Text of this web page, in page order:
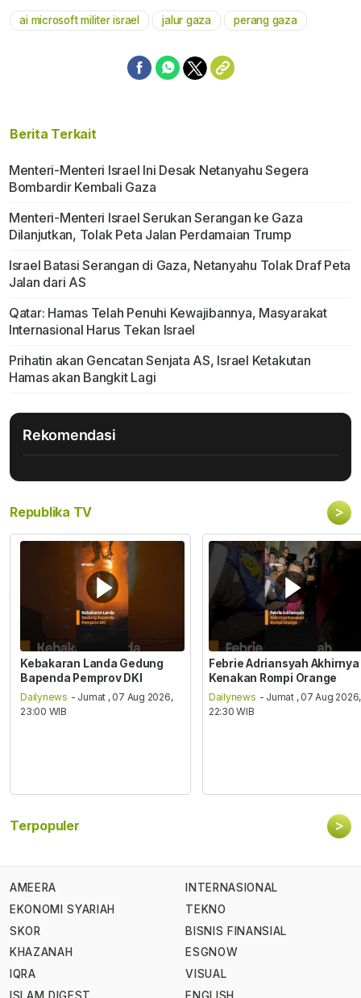
ai microsoft militer israel jalur gaza perang gaza
Berita Terkait
Menteri-Menteri Israel Ini Desak Netanyahu Segera
Bombardir Kembali Gaza
Menteri-Menteri Israel Serukan Serangan ke Gaza
Dilanjutkan, Tolak Peta Jalan Perdamaian Trump
Israel Batasi Serangan di Gaza, Netanyahu Tolak Draf Peta
Jalan dari AS
Qatar: Hamas Telah Penuhi Kewajibannya, Masyarakat
Internasional Harus Tekan Israel
Prihatin akan Gencatan Senjata AS, Israel Ketakutan
Hamas akan Bangkit Lagi
Rekomendasi
Republika TV >
Kebakaran Landa Gedung
Bapenda Pemprov DKI
Dailynews - Jumat , 07 Aug 2026,
23:00 WIB
Febrie Adriansyah Akhirnya
Kenakan Rompi Orange
Dailynews - Jumat , 07 Aug 2026,
22:30 WIB
Terpopuler >
AMEERA
EKONOMI SYARIAH
SKOR
KHAZANAH
IQRA
ISLAM DIGEST
INTERNASIONAL
TEKNO
BISNIS FINANSIAL
ESGNOW
VISUAL
ENGLISH